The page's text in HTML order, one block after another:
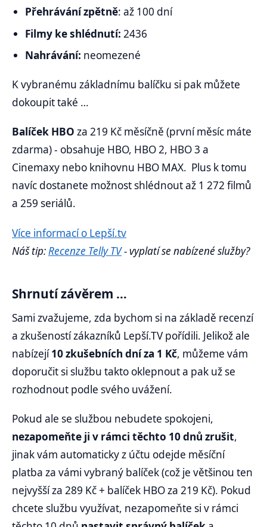
Přehrávání zpětně: až 100 dní
Filmy ke shlédnutí:2436
Nahrávání: neomezené
K vybranému základnímu balíčku si pak můžete
dokoupit také …
Balíček HBO za 219 Kč měsíčně (první měsíc máte
zdarma) - obsahuje HBO, HBO 2, HBO 3 a
Cinemaxy nebo knihovnu HBO MAX. Plus k tomu
navíc dostanete možnost shlédnout až 1 272 filmů
a 259 seriálů.
Více informací o Lepší.tv
Náš tip:Recenze Telly TV- vyplatí se nabízené služby?
Shrnutí závěrem …
Sami zvažujeme, zda bychom si na základě recenzí
a zkušeností zákazníků Lepší.TV pořídili. Jelikož ale
nabízejí10 zkušebních dní za 1 Kč, můžeme vám
doporučit si službu takto oklepnout a pak už se
rozhodnout podle svého uvážení.
Pokud ale se službou nebudete spokojeni,
nezapomeňte ji v rámci těchto 10 dnů zrušit,
jinak vám automaticky z účtu odejde měsíční
platba za vámi vybraný balíček (což je většinou ten
nejvyšší za 289 Kč + balíček HBO za 219 Kč). Pokud
chcete službu využívat, nezapomeňte si v rámci